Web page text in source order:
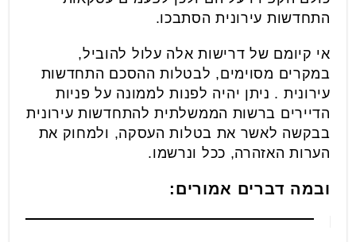
התחדשות עירונית הסתבכו.
אי קיומם של דרישות אלה עלול להוביל,
במקרים מסוימים, לבטלות ההסכם התחדשות
עירונית . ניתן יהיה לפנות לממונה על פניות
הדיירים ברשות הממשלתית להתחדשות עירונית
בבקשה לאשר את בטלות העסקה, ולמחוק את
הערות האזהרה, ככל ונרשמו.
ובמה דברים אמורים: